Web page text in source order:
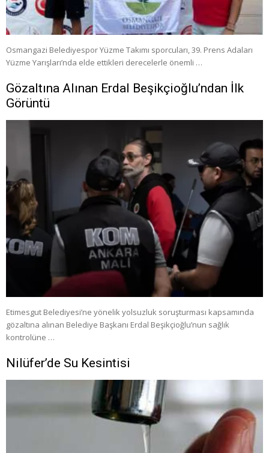
Osmangazi Belediyespor Yüzme Takımı sporcuları, 39. Prens Adaları
Yüzme Yarışları’nda elde ettikleri derecelerle önemli …
Gözaltına Alınan Erdal Beşikçioğlu’ndan İlk
Görüntü
Etimesgut Belediyesi’ne yönelik yolsuzluk soruşturması kapsamında
gözaltına alınan Belediye Başkanı Erdal Beşikçioğlu’nun sağlık
kontrolüne …
Nilüfer’de Su Kesintisi